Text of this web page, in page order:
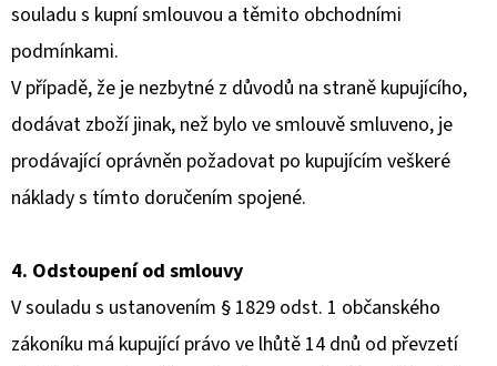
souladu s kupní smlouvou a těmito obchodními
podmínkami.
V případě, že je nezbytné z důvodů na straně kupujícího,
dodávat zboží jinak, než bylo ve smlouvě smluveno, je
prodávající oprávněn požadovat po kupujícím veškeré
náklady s tímto doručením spojené.
4. Odstoupení od smlouvy
V souladu s ustanovením § 1829 odst. 1 občanského
zákoníku má kupující právo ve lhůtě 14 dnů od převzetí